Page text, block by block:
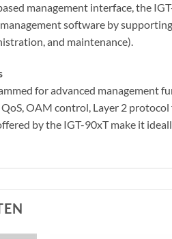
management interface, the
software by
and maintenance).
for advanced
OAM control, Layer 2
by the IGT-90xT make it